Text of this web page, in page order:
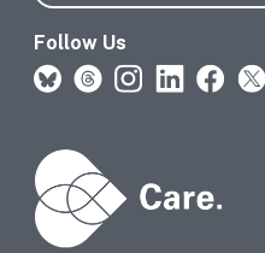
Follow Us